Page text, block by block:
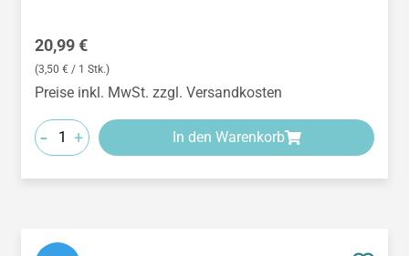
Regulärer Preis:
20,99 €
(3,50 € / 1 Stk.)
Preise inkl. MwSt. zzgl. Versandkosten
- + In den Warenkorb